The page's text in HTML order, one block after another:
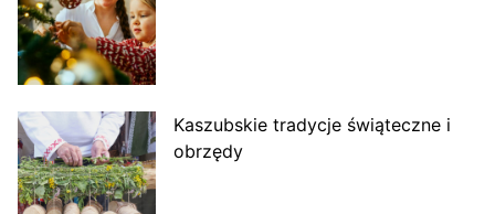
Kaszubskie tradycje świąteczne i
obrzędy